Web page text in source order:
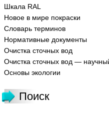
Шкала RAL
Новое в мире покраски
Словарь терминов
Нормативные документы
Очистка сточных вод
Очистка сточных вод —
Основы экологии
Поиск